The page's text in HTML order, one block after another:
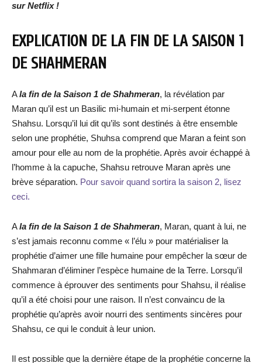
sur Netflix !
EXPLICATION DE LA FIN DE LA SAISON 1
DE SHAHMERAN
Ala fin de la Saison 1 de Shahmeran, la révélation par
Maran qu’il est un Basilic mi-humain et mi-serpent étonne
Shahsu. Lorsqu’il lui dit qu’ils sont destinés à être ensemble
selon une prophétie, Shuhsa comprend que Maran a feint son
amour pour elle au nom de la prophétie. Après avoir échappé à
l’homme à la capuche, Shahsu retrouve Maran après une
brève séparation. Pour savoir quand sortira la saison 2, lisez
ceci.
Ala fin de la Saison 1 de Shahmeran, Maran, quant à lui, ne
s’est jamais reconnu comme « l’élu » pour matérialiser la
prophétie d’aimer une fille humaine pour empêcher la sœur de
Shahmaran d’éliminer l’espèce humaine de la Terre. Lorsqu’il
commence à éprouver des sentiments pour Shahsu, il réalise
qu’il a été choisi pour une raison. Il n’est convaincu de la
prophétie qu’après avoir nourri des sentiments sincères pour
Shahsu, ce qui le conduit à leur union.
Il est possible que la dernière étape de la prophétie concerne la